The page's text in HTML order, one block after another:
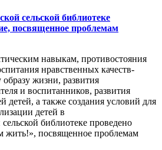
сельской библиотеке
посвященное проблемам
навыкам, противостояния
нравственных качеств-
жизни, развития
и воспитанников, развития
детей, а также создания условий для
детей в
библиотеке проведено
жить!», посвященное проблемам